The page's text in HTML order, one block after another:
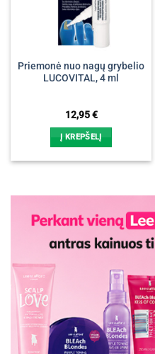
Priemonė nuo nagų grybelio
LUCOVITAL, 4 ml
12,95€
Į KREPŠELĮ